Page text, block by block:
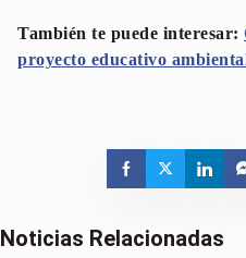
También te puede interesar:
proyecto educativo
Noticias Relacionadas